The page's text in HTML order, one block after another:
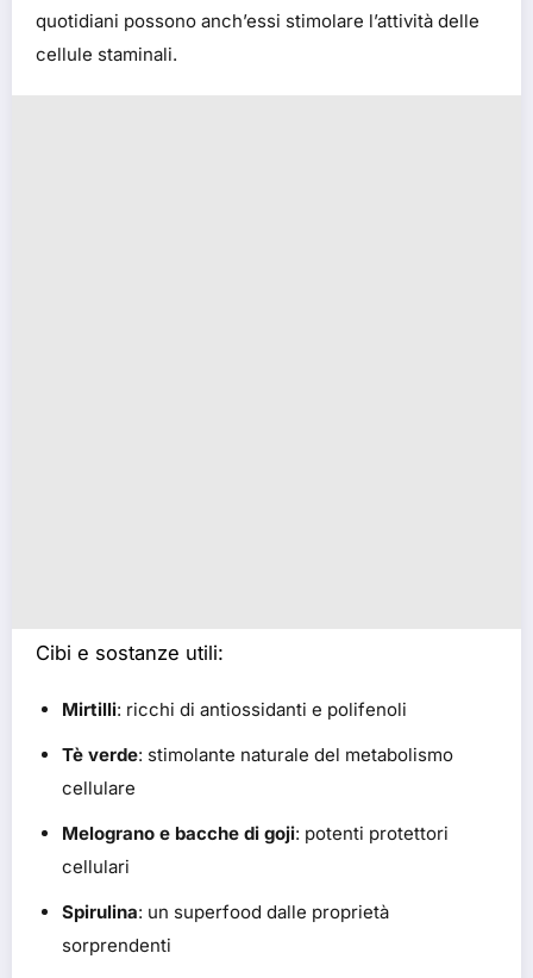
quotidiani possono anch’essi stimolare l’attività delle
cellule staminali.
Cibi e sostanze utili:
Mirtilli: ricchi di antiossidanti e polifenoli
Tè verde: stimolante naturale del metabolismo
cellulare
Melograno e bacche di goji: potenti protettori
cellulari
Spirulina: un superfood dalle proprietà
sorprendenti